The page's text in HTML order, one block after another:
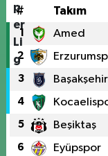
# Takım
1 Amed
2
3 Başakşehir
4
5 Beşiktaş
6 Eyüpspor